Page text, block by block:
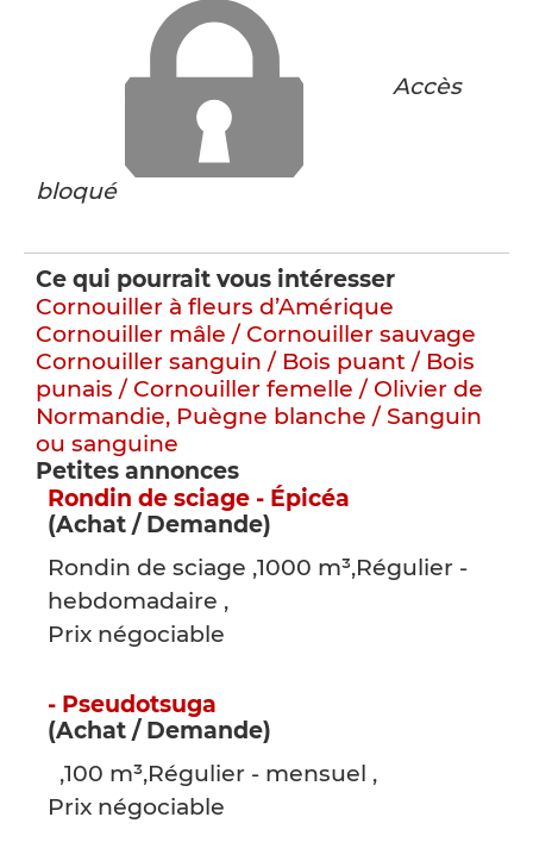
Accès
bloqué
Ce qui pourrait vous intéresser
Cornouiller à fleurs d’Amérique
Cornouiller mâle / Cornouiller sauvage
Cornouiller sanguin / Bois puant / Bois
punais / Cornouiller femelle / Olivier de
Normandie, Puègne blanche / Sanguin
ou sanguine
Petites annonces
Rondin de sciage - Épicéa
(Achat / Demande)
Rondin de sciage ,1000 m³,Régulier -
hebdomadaire ,
Prix négociable
- Pseudotsuga
(Achat / Demande)
,100 m³,Régulier - mensuel ,
Prix négociable